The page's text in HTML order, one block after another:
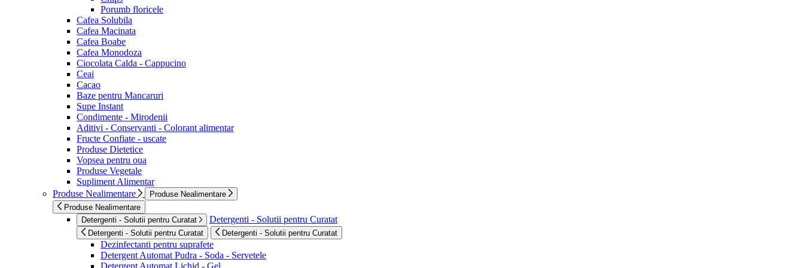
Porumb floricele
Cafea Solubila
Cafea Macinata
Cafea Boabe
Cafea Monodoza
Ciocolata Calda - Cappucino
Ceai
Cacao
Baze pentru Mancaruri
Supe Instant
Condimente - Mirodenii
Aditivi - Conservanti - Colorant alimentar
Fructe Confiate - uscate
Produse Dietetice
Vopsea pentru oua
Produse Vegetale
Supliment Alimentar
Produse Nealimentare
Produse Nealimentare
Produse Nealimentare
Detergenti - Solutii pentru Curatat
Detergenti - Solutii pentru Curatat
Detergenti - Solutii pentru Curatat Detergenti - Solutii pentru Curatat
Dezinfectanti pentru suprafete
Detergent Automat Pudra - Soda - Servetele